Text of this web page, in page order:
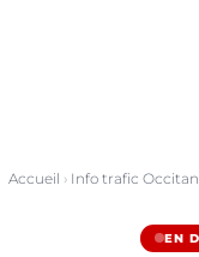
Accueil › Info trafic
EN